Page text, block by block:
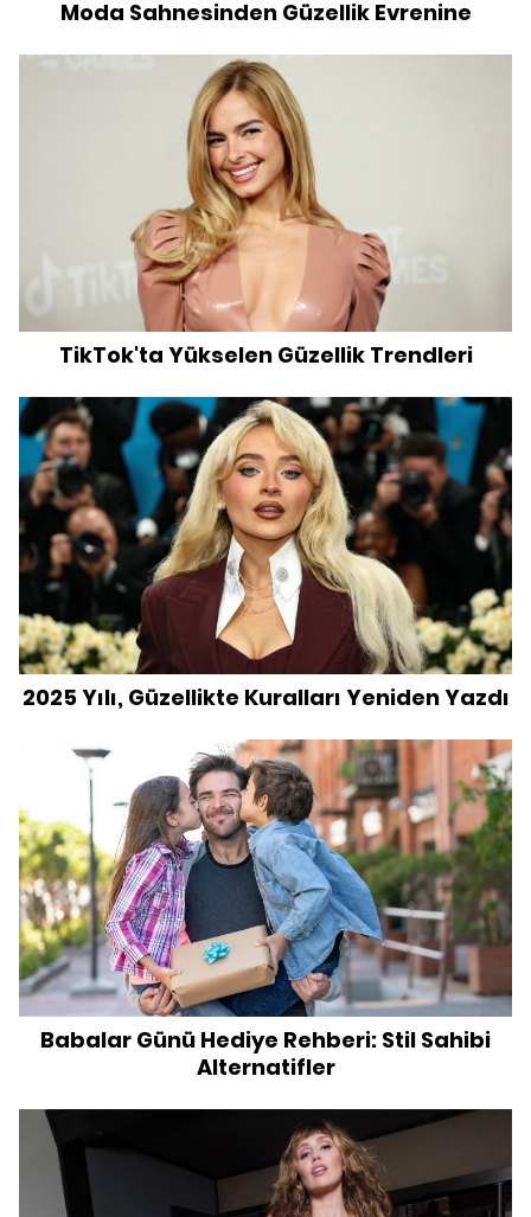
Moda Sahnesinden Güzellik Evrenine
TikTok'ta Yükselen Güzellik Trendleri
2025 Yılı, Güzellikte Kuralları Yeniden Yazdı
Babalar Günü Hediye Rehberi: Stil Sahibi
Alternatifler